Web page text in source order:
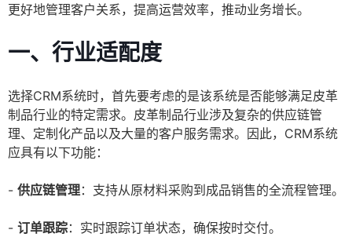
更好地管理客户关系，提高运营效率，推动业务增长。
一、行业适配度
选择CRM系统时，首先要考虑的是该系统是否能够满足皮革
制品行业的特定需求。皮革制品行业涉及复杂的供应链管
理、定制化产品以及大量的客户服务需求。因此，CRM系统
应具有以下功能：
- 供应链管理：支持从原材料采购到成品销售的全流程管理。
- 订单跟踪：实时跟踪订单状态，确保按时交付。